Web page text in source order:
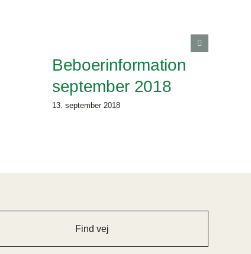
Beboerinformation
september 2018
13. september 2018
Find vej